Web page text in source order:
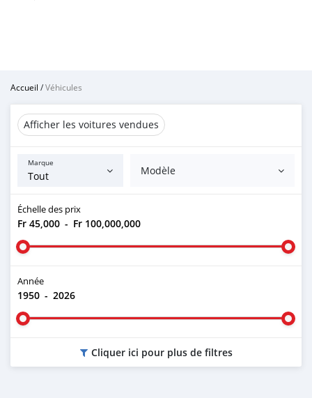
Accueil /Véhicules
Afficher les voitures vendues
Marque
Modèle
Échelle des prix
Fr 45,000 - Fr 100,000,000
Année
1950 - 2026
Cliquer ici pour plus de filtres